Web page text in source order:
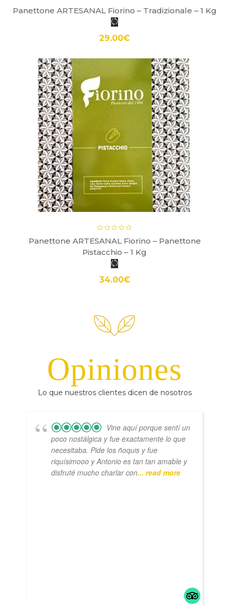
Panettone ARTESANAL Fiorino – Tradizionale – 1 Kg
29.00€
Panettone ARTESANAL Fiorino – Panettone
Pistacchio – 1 Kg
34.00€
Opiniones
Lo que nuestros clientes dicen de nosotros
Vine aquí porque sentí un
poco nostálgica y fue exactamente lo que
necesitaba. Pide los ñoquis y fue
riquísimooo y Antonio es tan tan amable y
disfruté mucho charlar con... read more